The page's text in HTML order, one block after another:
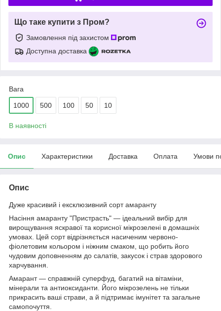
Що таке купити з Пром?
Замовлення під захистом
Доступна доставка
Вага
1000 500 100 50 10
В наявності
Опис Характеристики Доставка Оплата Умови
Опис
Дуже красивий і ексклюзивний сорт амаранту
Насіння амаранту "Пристрасть" — ідеальний вибір для
вирощування яскравої та корисної мікрозелені в домашніх
умовах. Цей сорт відрізняється насиченим червоно-
фіолетовим кольором і ніжним смаком, що робить його
чудовим доповненням до салатів, закусок і страв здорового
харчування.
Амарант — справжній суперфуд, багатий на вітаміни,
мінерали та антиоксиданти. Його мікрозелень не тільки
прикрасить ваші страви, а й підтримає імунітет та загальне
самопочуття.